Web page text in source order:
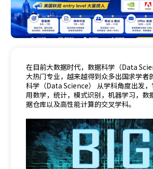
在目前大数据时代，数据科学（Data
大热门专业，越来越得到众多出国求学者
科学（Data Science） 从学科角度出发
用数学，统计，模式识别，机器学习，数
据仓库以及高性能计算的交叉学科。